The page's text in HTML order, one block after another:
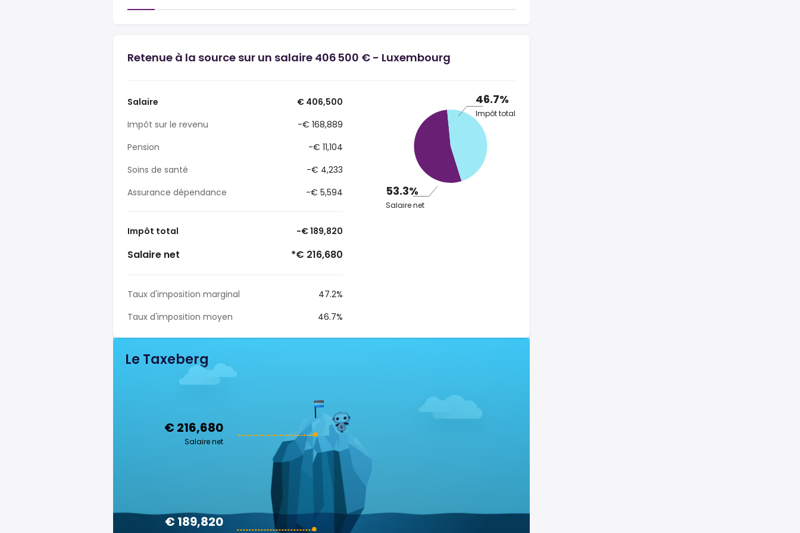
Retenue à la source sur un salaire 406 500 € - Luxembourg
Salaire
€ 406,500
Impôt sur le revenu
-€ 168,889
Pension
-€ 11,104
Soins de santé
-€ 4,233
Assurance dépendance
-€ 5,594
Impôt total -€ 189,820
Salaire net *€ 216,680
Taux d'imposition marginal
47.2%
Taux d'imposition moyen
46.7%
46.7%
Impôt total
53.3%
Salaire net
Le Taxeberg
€ 216,680
Salaire net
€ 189,820